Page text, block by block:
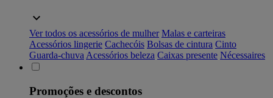
Ver todos os acessórios de mulher Malas e carteiras
Acessórios lingerie Cachecóis Bolsas de cintura Cinto
Guarda-chuva Acessórios beleza Caixas presente Nécessaires
Promoções e descontos